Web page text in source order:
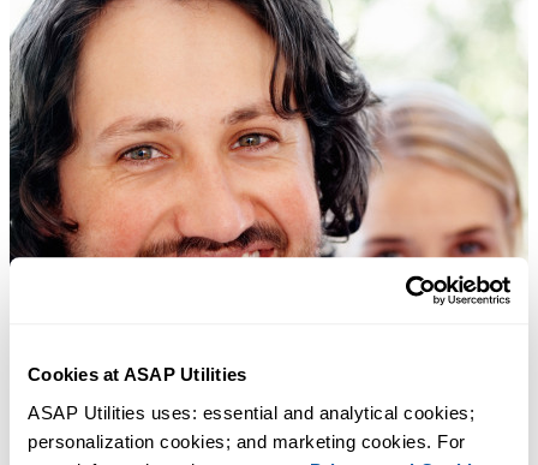
Cookies at ASAP Utilities
ASAP Utilities uses: essential and analytical cookies;
personalization cookies; and marketing cookies. For